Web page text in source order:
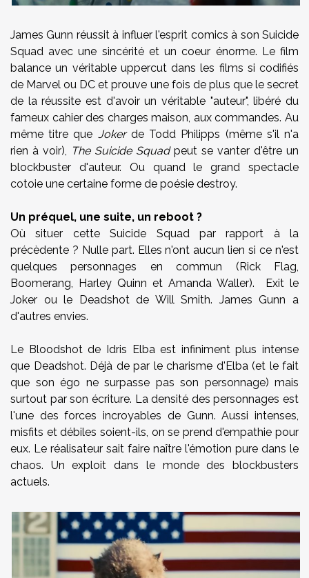
James Gunn réussit à influer l'esprit comics à son Suicide
Squad avec une sincérité et un coeur énorme. Le film
balance un véritable uppercut dans les films si codifiés
de Marvel ou DC et prouve une fois de plus que le secret
de la réussite est d'avoir un véritable "auteur", libéré du
fameux cahier des charges maison, aux commandes. Au
même titre que Jokerde Todd Philipps (même s'il n'a
rien à voir), The Suicide Squadpeut se vanter d'être un
blockbuster d'auteur. Ou quand le grand spectacle
cotoie une certaine forme de poésie destroy.
Un préquel, une suite, un reboot ?
Où situer cette Suicide Squad par rapport à la
précèdente ? Nulle part. Elles n'ont aucun lien si ce n'est
quelques personnages en commun (Rick Flag,
Boomerang, Harley Quinn et Amanda Waller). Exit le
Joker ou le Deadshot de Will Smith. James Gunn a
d'autres envies.
Le Bloodshot de Idris Elba est infiniment plus intense
que Deadshot. Déjà de par le charisme d'Elba (et le fait
que son égo ne surpasse pas son personnage) mais
surtout par son écriture. La densité des personnages est
l'une des forces incroyables de Gunn. Aussi intenses,
misfits et débiles soient-ils, on se prend d'empathie pour
eux. Le réalisateur sait faire naître l'émotion pure dans le
chaos. Un exploit dans le monde des blockbusters
actuels.